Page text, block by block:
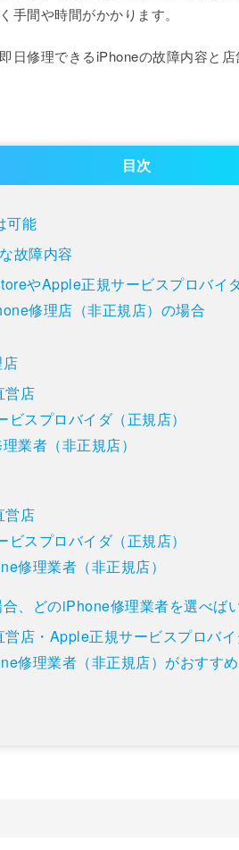
手間や時間がかかります。
日修理できるiPhoneの故障内容と
目次
可能
故障内容
やApple正規サービスプロバイ
修理店（非正規店）の場合
営店
スプロバイダ（正規店）
業者（非正規店）
営店
スプロバイダ（正規店）
修理業者（非正規店）
、どのiPhone修理業者を選べば
店・Apple正規サービスプロバ
修理業者（非正規店）がおすす